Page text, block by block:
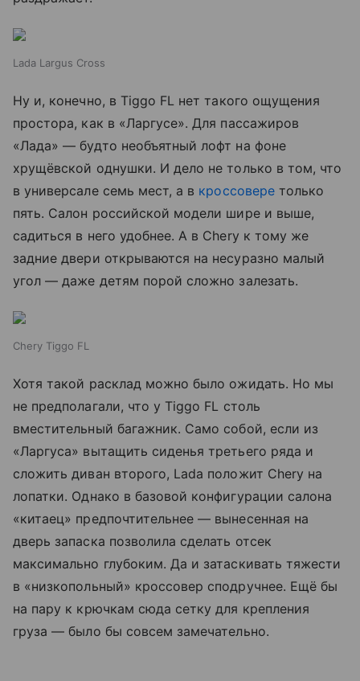
Lada Largus Cross
Ну и, конечно, в Tiggo FL нет такого ощущения
простора, как в «Ларгусе». Для пассажиров
«Лада» — будто необъятный лофт на фоне
хрущёвской однушки. И дело не только в том, что
в универсале семь мест, а в кроссоверетолько
пять. Салон российской модели шире и выше,
садиться в него удобнее. А в Chery к тому же
задние двери открываются на несуразно малый
угол — даже детям порой сложно залезать.
Chery Tiggo FL
Хотя такой расклад можно было ожидать. Но мы
не предполагали, что у Tiggo FL столь
вместительный багажник. Само собой, если из
«Ларгуса» вытащить сиденья третьего ряда и
сложить диван второго, Lada положит Chery на
лопатки. Однако в базовой конфигурации салона
«китаец» предпочтительнее — вынесенная на
дверь запаска позволила сделать отсек
максимально глубоким. Да и затаскивать тяжести
в «низкопольный» кроссовер сподручнее. Ещё бы
на пару к крючкам сюда сетку для крепления
груза — было бы совсем замечательно.